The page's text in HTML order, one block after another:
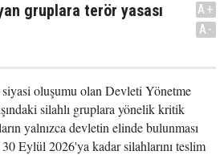
gruplara terör yasası
A+
A-
oluşumu olan Devleti Yönetme
silahlı gruplara yönelik kritik
yalnızca devletin elinde bulunması
Eylül 2026'ya kadar silahlarını teslim